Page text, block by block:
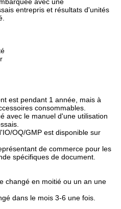
entrepris et résultats d'unités
est pendant 1 année, mais à
consommables.
avec le manuel d'une utilisation
OQ/GMP est disponible sur
de commerce pour les
spécifiques de document.
changé en moitié ou un an une
dans le mois 3-6 une fois.